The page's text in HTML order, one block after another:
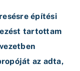
építési
tartottam
az adta,